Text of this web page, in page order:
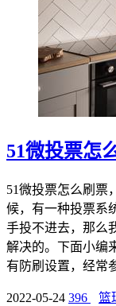
51微投票怎
51微投票怎么刷票
候，有一种投票系
手投不进去，那么
解决的。下面小编
有防刷设置，经常
2022-05-24 396 篮